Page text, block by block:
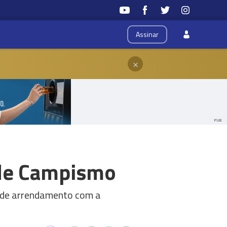
Assinar
×
PUB
Campismo
arrendamento com a